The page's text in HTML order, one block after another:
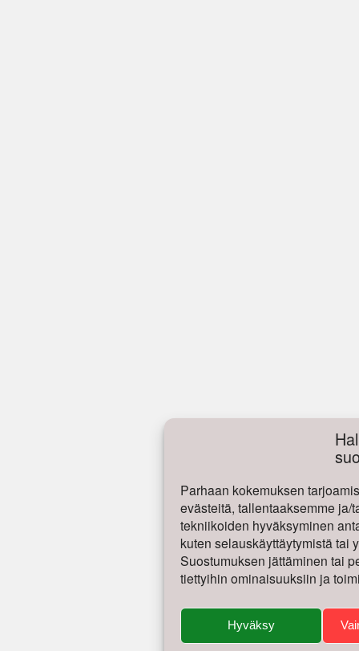
Parhaan kokemuksen
evästeitä, tallentaaksemme ja/
tekniikoiden hyväksyminen
kuten selauskäyttäytymistä tai
Suostumuksen jättäminen tai
tiettyihin ominaisuuksiin ja
Hyväksy